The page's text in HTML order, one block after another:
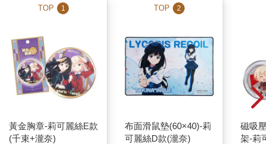
TOP 1
黃金胸章-莉可麗絲E款
(千束+瀧奈)
TOP 2
布面滑鼠墊(60×40)-莉
可麗絲D款(瀧奈)
磁吸
架-莉